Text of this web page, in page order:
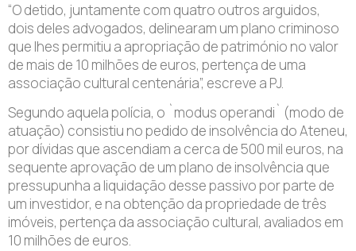
“O detido, juntamente com quatro outros arguidos,
dois deles advogados, delinearam um plano criminoso
que lhes permitiu a apropriação de património no valor
de mais de 10 milhões de euros, pertença de uma
associação cultural centenária”, escreve a PJ.
Segundo aquela polícia, o `modus operandi` (modo de
atuação) consistiu no pedido de insolvência do Ateneu,
por dívidas que ascendiam a cerca de 500 mil euros, na
sequente aprovação de um plano de insolvência que
pressupunha a liquidação desse passivo por parte de
um investidor, e na obtenção da propriedade de três
imóveis, pertença da associação cultural, avaliados em
10 milhões de euros.